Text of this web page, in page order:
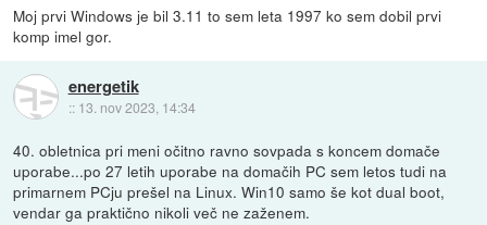
Moj prvi Windows je bil 3.11 to sem leta 1997 ko sem dobil prvi
komp imel gor.
energetik
:: 13. nov 2023, 14:34
40. obletnica pri meni očitno ravno sovpada s koncem domače
uporabe...po 27 letih uporabe na domačih PC sem letos tudi na
primarnem PCju prešel na Linux. Win10 samo še kot dual boot,
vendar ga praktično nikoli več ne zaženem.